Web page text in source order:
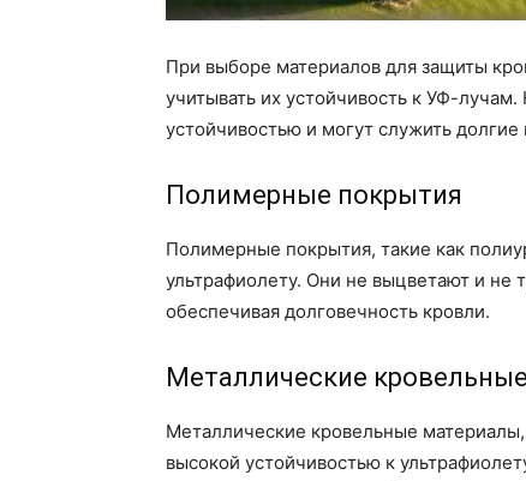
При выборе материалов для защиты
учитывать их устойчивость к УФ-
устойчивостью и могут служить долгие
Полимерные покрытия
Полимерные покрытия, такие как
ультрафиолету. Они не выцветают и не
обеспечивая долговечность кровли.
Металлические
Металлические кровельные
высокой устойчивостью к